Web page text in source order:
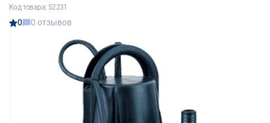
Код товара: 52231
0 0 отзывов